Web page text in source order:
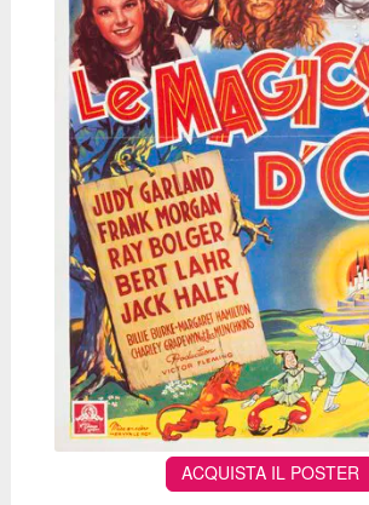
ACQUISTA IL POSTER